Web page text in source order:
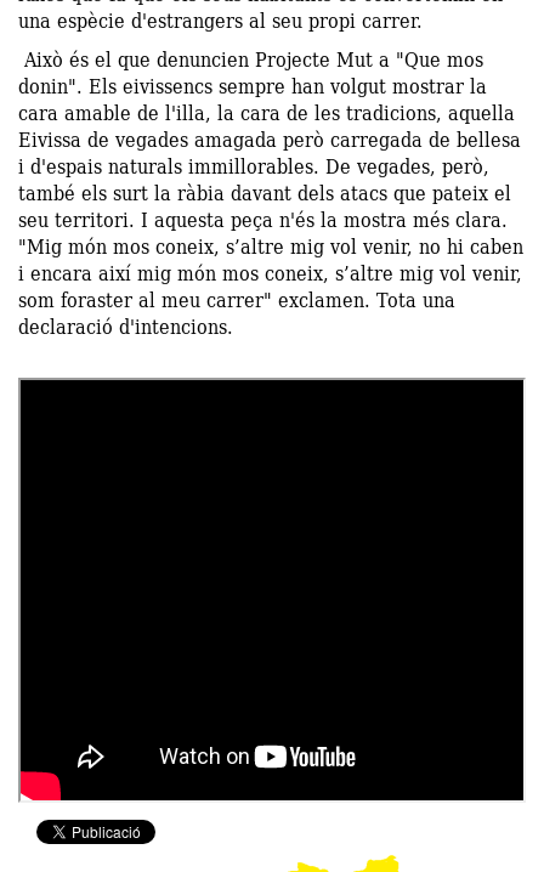
una espècie d'estrangers al seu propi carrer.
Això és el que denuncien Projecte Mut a "Que mos
donin". Els eivissencs sempre han volgut mostrar la
cara amable de l'illa, la cara de les tradicions, aquella
Eivissa de vegades amagada però carregada de bellesa
i d'espais naturals immillorables. De vegades, però,
també els surt la ràbia davant dels atacs que pateix el
seu territori. I aquesta peça n'és la mostra més clara.
"Mig món mos coneix, s’altre mig vol venir, no hi caben
i encara així mig món mos coneix, s’altre mig vol venir,
som foraster al meu carrer" exclamen. Tota una
declaració d'intencions.